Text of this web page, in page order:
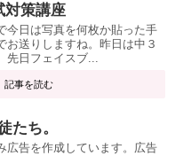
対策講座
今日は写真を何枚か貼った手
お送りしますね。昨日は中３
先日フェイスブ...
記事を読む
たち。
広告を作成しています。広告